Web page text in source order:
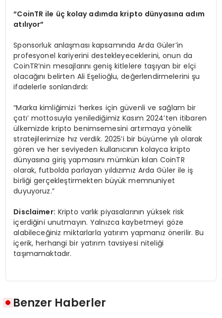
“CoinTR ile üç kolay adımda kripto dünyasına adım
atılıyor”
Sponsorluk anlaşması kapsamında Arda Güler’in
profesyonel kariyerini destekleyeceklerini, onun da
CoinTR’nin mesajlarını geniş kitlelere taşıyan bir elçi
olacağını belirten Ali Eşelioğlu, değerlendirmelerini şu
ifadelerle sonlandırdı:
“Marka kimliğimizi ‘herkes için güvenli ve sağlam bir
çatı’ mottosuyla yenilediğimiz Kasım 2024’ten itibaren
ülkemizde kripto benimsemesini artırmaya yönelik
stratejilerimize hız verdik. 2025’i bir büyüme yılı olarak
gören ve her seviyeden kullanıcının kolayca kripto
dünyasına giriş yapmasını mümkün kılan CoinTR
olarak, futbolda parlayan yıldızımız Arda Güler ile iş
birliği gerçekleştirmekten büyük memnuniyet
duyuyoruz.”
Disclaimer: Kripto varlık piyasalarının yüksek risk
içerdiğini unutmayın. Yalnızca kaybetmeyi göze
alabileceğiniz miktarlarla yatırım yapmanız önerilir. Bu
içerik, herhangi bir yatırım tavsiyesi niteliği
taşımamaktadır.
Benzer Haberler